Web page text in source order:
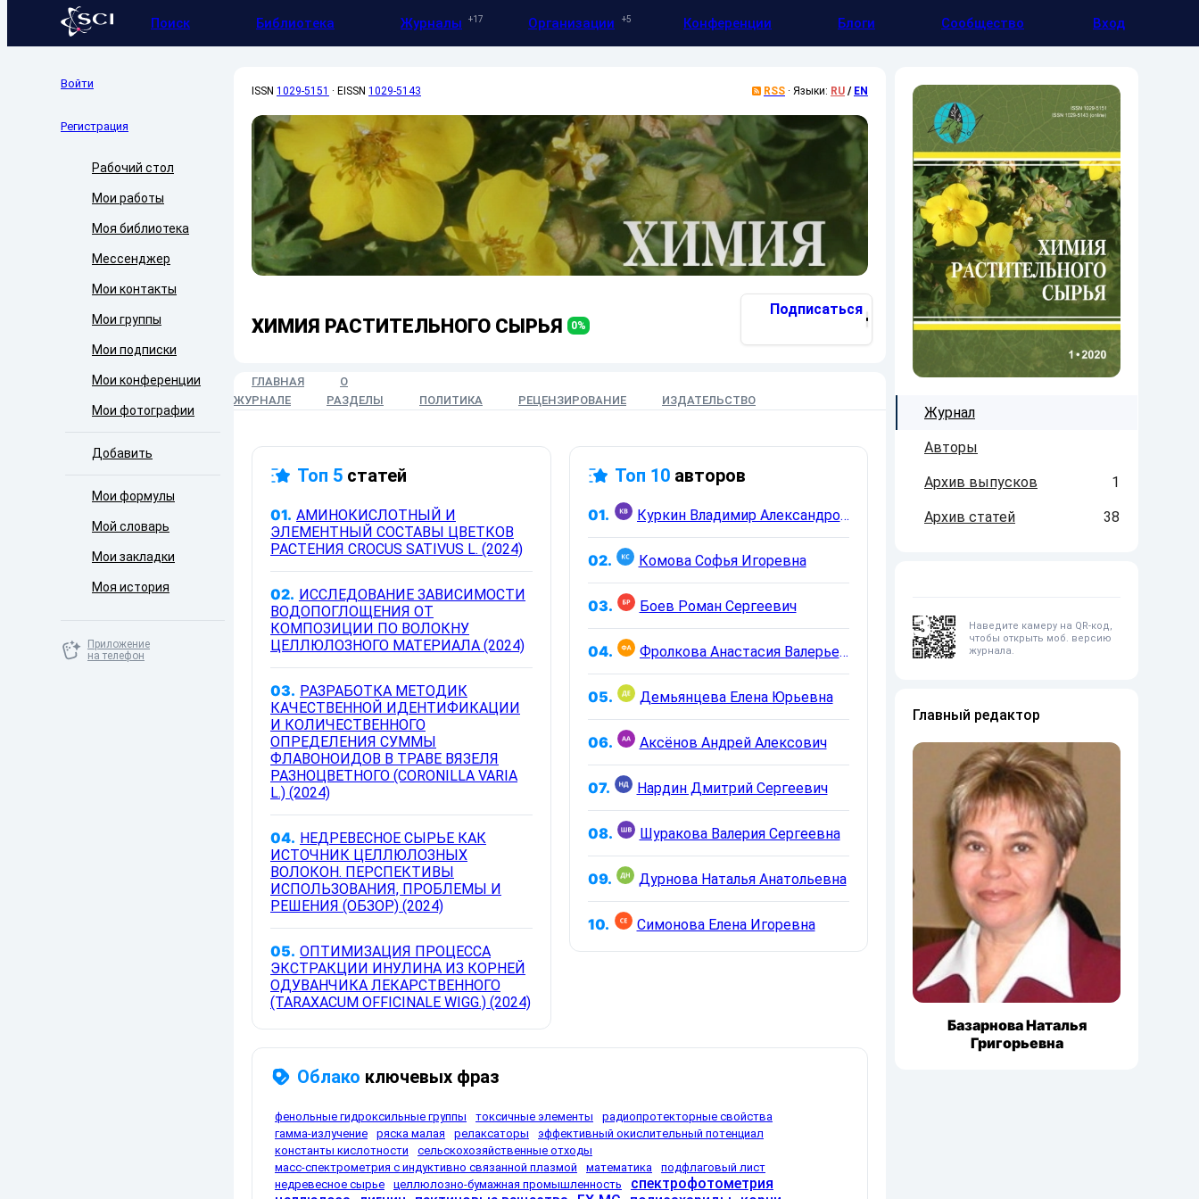
Поиск Библиотека Журналы 17 Организации 5 Конференции Блоги Сообщество Вход
Войти
Регистрация
Рабочий стол
Мои работы
Моя библиотека
Мессенджер
Мои контакты
Мои группы
Мои подписки
Мои конференции
Мои фотографии
Добавить
Мои формулы
Мой словарь
Мои закладки
Моя история
Приложение
на телефон
ISSN 1029-5151 · EISSN 1029-5143 RSS · Языки: RU / EN
ХИМИЯ РАСТИТЕЛЬНОГО СЫРЬЯ 0%
Подписаться
ГЛАВНАЯ
О
ЖУРНАЛЕ
РАЗДЕЛЫ ПОЛИТИКА РЕЦЕНЗИРОВАНИЕ ИЗДАТЕЛЬСТВО
Топ 5 статей
01. АМИНОКИСЛОТНЫЙ И
ЭЛЕМЕНТНЫЙ СОСТАВЫ ЦВЕТКОВ
РАСТЕНИЯ CROCUS SATIVUS L. (2024)
02. ИССЛЕДОВАНИЕ ЗАВИСИМОСТИ
ВОДОПОГЛОЩЕНИЯ ОТ
КОМПОЗИЦИИ ПО ВОЛОКНУ
ЦЕЛЛЮЛОЗНОГО МАТЕРИАЛА (2024)
03. РАЗРАБОТКА МЕТОДИК
КАЧЕСТВЕННОЙ ИДЕНТИФИКАЦИИ
И КОЛИЧЕСТВЕННОГО
ОПРЕДЕЛЕНИЯ СУММЫ
ФЛАВОНОИДОВ В ТРАВЕ ВЯЗЕЛЯ
РАЗНОЦВЕТНОГО (CORONILLA VARIA
L.) (2024)
04. НЕДРЕВЕСНОЕ СЫРЬЕ КАК
ИСТОЧНИК ЦЕЛЛЮЛОЗНЫХ
ВОЛОКОН. ПЕРСПЕКТИВЫ
ИСПОЛЬЗОВАНИЯ, ПРОБЛЕМЫ И
РЕШЕНИЯ (ОБЗОР) (2024)
05. ОПТИМИЗАЦИЯ ПРОЦЕССА
ЭКСТРАКЦИИ ИНУЛИНА ИЗ КОРНЕЙ
ОДУВАНЧИКА ЛЕКАРСТВЕННОГО
(TARAXACUM OFFICINALE WIGG.) (2024)
Топ 10авторов
01. Куркин Владимир Александрович
02. Комова Софья Игоревна
03. Боев Роман Сергеевич
04. Фролкова Анастасия Валерьевна
05. Демьянцева Елена Юрьевна
06. Аксёнов Андрей Алексович
07. Нардин Дмитрий Сергеевич
08. Шуракова Валерия Сергеевна
09. Дурнова Наталья Анатольевна
10. Симонова Елена Игоревна
Облако ключевых фраз
фенольные гидроксильные группы токсичные элементы
радиопротекторные свойства
гамма-излучение
ряска малая релаксаторы
эффективный окислительный потенциал
константы кислотности
сельскохозяйственные отходы
масс-спектрометрия с индуктивно связанной плазмой
математика
подфлаговый лист
недревесное сырье
целлюлозно-бумажная промышленность
спектрофотометрия
Журнал
Авторы
Архив выпусков 1
Архив статей 38
3
Наведите камеру на QR-код,
чтобы открыть моб. версию
журнала.
Главный редактор
Базарнова Наталья
Григорьевна